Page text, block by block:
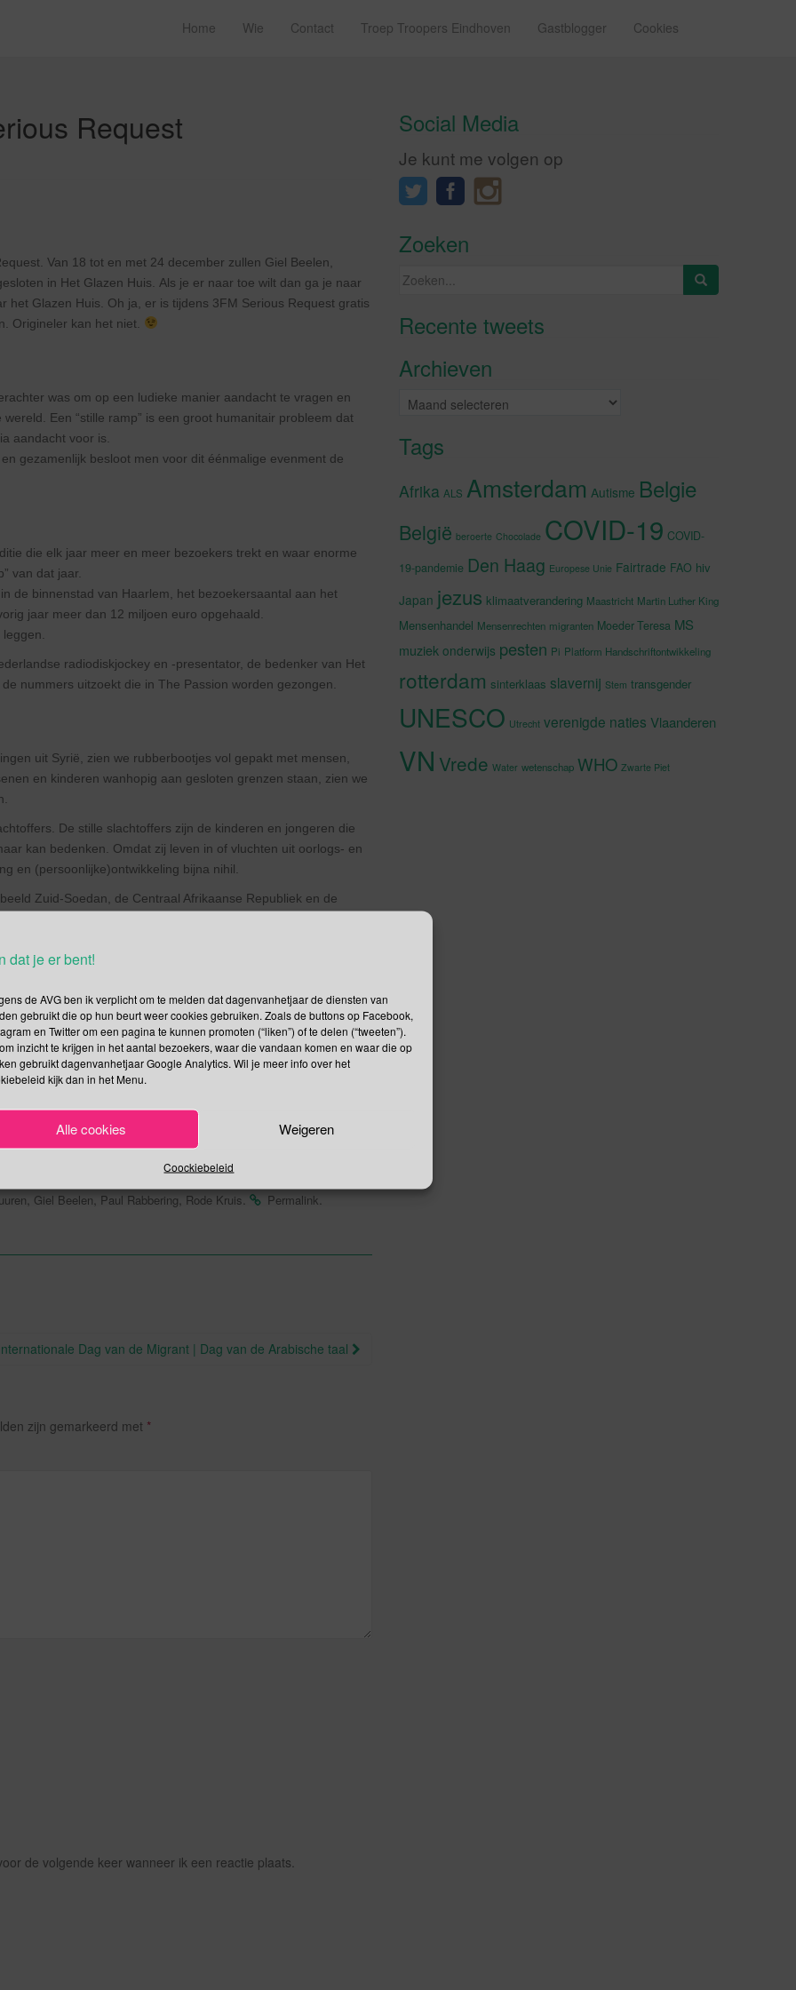
dat je er bent!
de AVG ben ik verplicht om te melden dat dagenvanhetjaar de diensten van
gebruikt die op hun beurt weer cookies gebruiken. Zoals de buttons op Facebook,
en Twitter om een pagina te kunnen promoten (“liken”) of te delen (“tweeten”).
inzicht te krijgen in het aantal bezoekers, waar die vandaan komen en waar die op
gebruikt dagenvanhetjaar Google Analytics. Wil je meer info over het
kijk dan in het Menu.
Alle cookies Weigeren
Coockiebeleid
Home Wie Contact Troep Troopers Eindhoven Gastblogger Cookies
Request
Van 18 tot en met 24 december zullen Giel Beelen,
in Het Glazen Huis. Als je er naar toe wilt dan ga je naar
het Glazen Huis. Oh ja, er is tijdens 3FM Serious Request gratis
Origineler kan het niet.
was om op een ludieke manier aandacht te vragen en
Een “stille ramp” is een groot humanitair probleem dat
aandacht voor is.
gezamenlijk besloot men voor dit éénmalige evenment de
die elk jaar meer en meer bezoekers trekt en waar enorme
van dat jaar.
de binnenstad van Haarlem, het bezoekersaantal aan het
jaar meer dan 12 miljoen euro opgehaald.
radiodiskjockey en -presentator, de bedenker van Het
nummers uitzoekt die in The Passion worden gezongen.
uit Syrië, zien we rubberbootjes vol gepakt met mensen,
en kinderen wanhopig aan gesloten grenzen staan, zien we
De stille slachtoffers zijn de kinderen en jongeren die
kan bedenken. Omdat zij leven in of vluchten uit oorlogs- en
en (persoonlijke)ontwikkeling bijna nihil.
Zuid-Soedan, de Centraal Afrikaanse Republiek en de
Them Going”
DJ’s in het Glazen Huis zetten zich in voor de bijna 50
ook recht op scholing zodat ze zich kunnen voorbereiden
onder de toekomst.
de veiling of organieer zelf een actie.
, Giel Beelen, Paul Rabbering, Rode Kruis. Permalink.
Dag van de Migrant | Dag van de Arabische taal
zijn gemarkeerd met *
de volgende keer wanneer ik een reactie plaats.
Social Media
Je kunt me volgen op
Zoeken
Zoeken
Recente tweetsKlik om marketing cookies te
Archieven
Archieven
Tags
Afrika ALS Amsterdam Autisme Belgie
België beroerte Chocolade COVID-19 COVID-
19-pandemie Den Haag Europese Unie Fairtrade FAO hiv
Japan jezus klimaatverandering Maastricht Martin Luther King
Mensenhandel Mensenrechten migranten Moeder Teresa MS
muziek onderwijs pesten Pi Platform Handschriftontwikkeling
rotterdam sinterklaas slavernij Stem transgender
UNESCO Utrecht verenigde naties Vlaanderen
VN Vrede Water wetenschap WHO Zwarte Piet